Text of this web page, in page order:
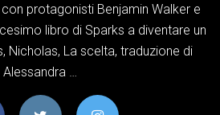
protagonisti Benjamin Walker e
libro di Sparks a diventare un
Nicholas, La scelta, traduzione di
Alessandra …